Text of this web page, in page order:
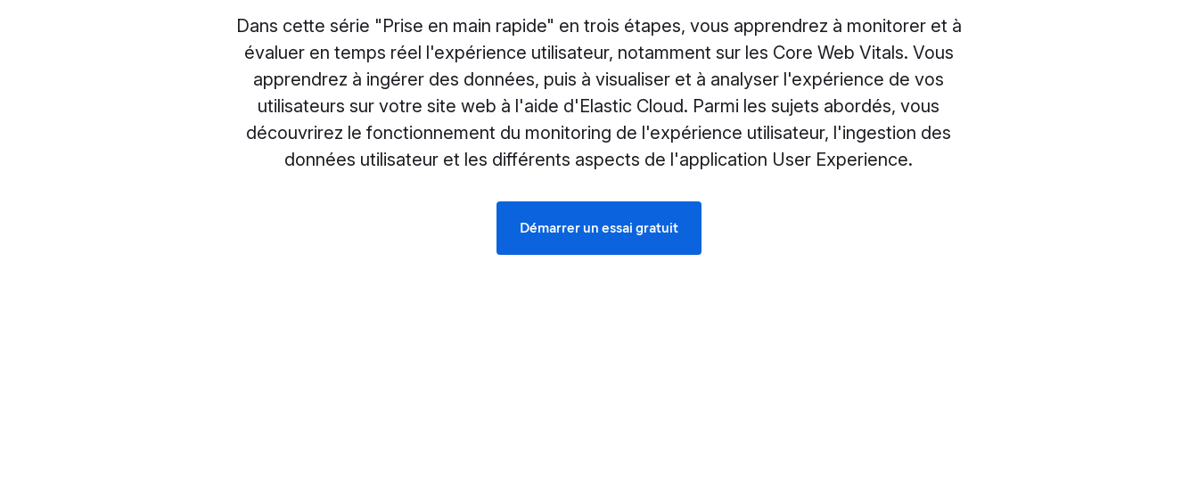
Dans cette série "Prise en main rapide" en trois étapes, vous apprendrez à monitorer et à
évaluer en temps réel l'expérience utilisateur, notamment sur les Core Web Vitals. Vous
apprendrez à ingérer des données, puis à visualiser et à analyser l'expérience de vos
utilisateurs sur votre site web à l'aide d'Elastic Cloud. Parmi les sujets abordés, vous
découvrirez le fonctionnement du monitoring de l'expérience utilisateur, l'ingestion des
données utilisateur et les différents aspects de l'application User Experience.
Démarrer un essai gratuit